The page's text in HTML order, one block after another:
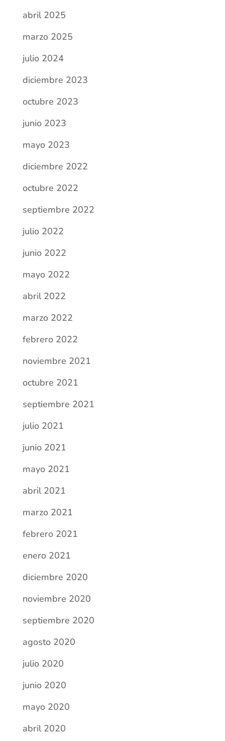
abril 2025
marzo 2025
julio 2024
diciembre 2023
octubre 2023
junio 2023
mayo 2023
diciembre 2022
octubre 2022
septiembre 2022
julio 2022
junio 2022
mayo 2022
abril 2022
marzo 2022
febrero 2022
noviembre 2021
octubre 2021
septiembre 2021
julio 2021
junio 2021
mayo 2021
abril 2021
marzo 2021
febrero 2021
enero 2021
diciembre 2020
noviembre 2020
septiembre 2020
agosto 2020
julio 2020
junio 2020
mayo 2020
abril 2020